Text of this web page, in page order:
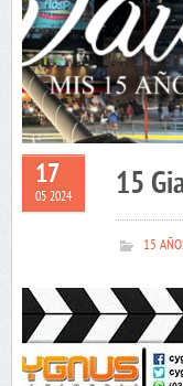
17
05 2024 15
15